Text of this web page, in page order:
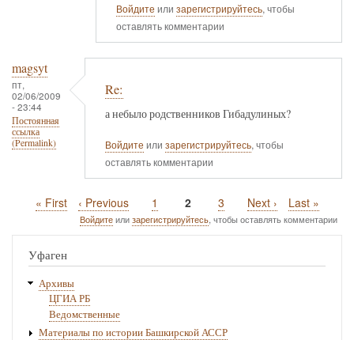
Войдите или зарегистрируйтесь, чтобы
оставлять комментарии
magsyt
пт,
02/06/2009
- 23:44
Постоянная
ссылка
(Permalink)
Re:
а небыло родственников Гибадулиных?
Войдите или зарегистрируйтесь, чтобы
оставлять комментарии
Нумерация
страниц
Первая
страница
« First
Предыдущая
страница
‹ Previous Page
1
Текущая
страница
2 Page
3
Следующая
страница
Next ›
Последняя
страница
Last »
Войдитеилизарегистрируйтесь, чтобы оставлять комментарии
Уфаген
Архивы
ЦГИА РБ
Ведомственные
Материалы по истории Башкирской АССР